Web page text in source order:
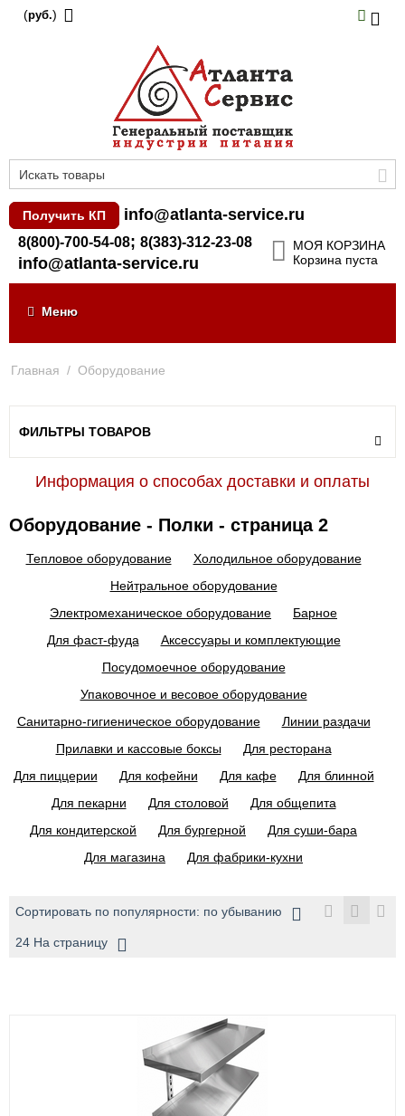
(руб.)
Получить КП info@atlanta-service.ru
8(800)-700-54-08; 8(383)-312-23-08
info@atlanta-service.ru
МОЯ КОРЗИНА
Корзина пуста
Меню
Главная / Оборудование
ФИЛЬТРЫ ТОВАРОВ
Информация о способах доставки и оплаты
Оборудование - Полки - страница 2
Тепловое оборудование
Холодильное оборудование
Нейтральное оборудование
Электромеханическое оборудование
Барное
Для фаст-фуда
Аксессуары и комплектующие
Посудомоечное оборудование
Упаковочное и весовое оборудование
Санитарно-гигиеническое оборудование
Линии раздачи
Прилавки и кассовые боксы
Для ресторана
Для пиццерии
Для кофейни Для кафе
Для блинной
Для пекарни
Для столовой
Для общепита
Для кондитерской
Для бургерной
Для суши-бара
Для магазина
Для фабрики-кухни
Сортировать по популярности: по убыванию
24 На страницу